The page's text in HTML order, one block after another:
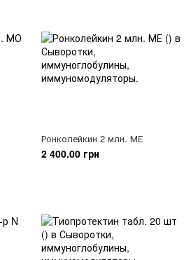
Ронколейкин 2 млн. МЕ
2 400.00 грн